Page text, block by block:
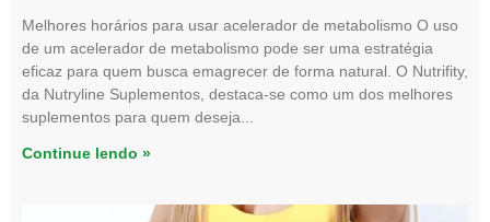
Melhores horários para usar acelerador de metabolismo O uso
de um acelerador de metabolismo pode ser uma estratégia
eficaz para quem busca emagrecer de forma natural. O Nutrifity,
da Nutryline Suplementos, destaca-se como um dos melhores
suplementos para quem deseja
Continue lendo »